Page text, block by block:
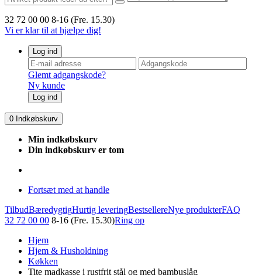
32 72 00 00 8-16 (Fre. 15.30)
Vi er klar til at hjælpe dig!
Log ind
Glemt adgangskode?
Ny kunde
Log ind
0 Indkøbskurv
Min indkøbskurv
Din indkøbskurv er tom
Fortsæt med at handle
TilbudBæredygtigHurtig leveringBestsellereNye produkterFAQ
32 72 00 00 8-16 (Fre. 15.30)Ring op
Hjem
Hjem & Husholdning
Køkken
Tite madkasse i rustfrit stål og med bambuslåg